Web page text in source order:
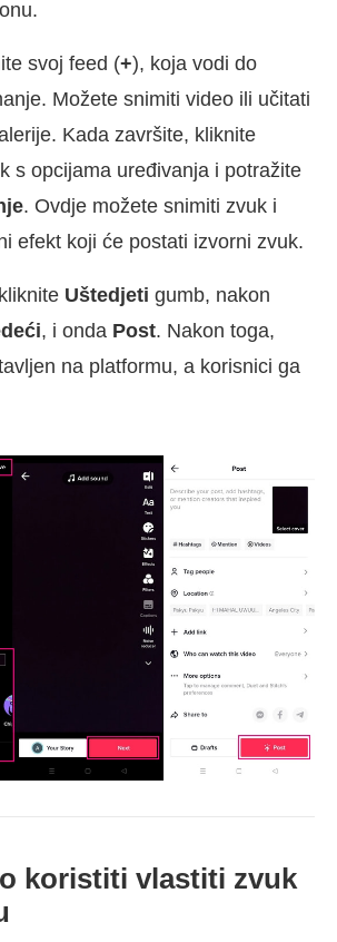
svoj feed (+), koja vodi do
Možete snimiti video ili učitati
Kada završite, kliknite
s opcijama uređivanja i potražite
. Ovdje možete snimiti zvuk i
efekt koji će postati izvorni zvuk.
Uštedjeti gumb, nakon
, i onda Post. Nakon toga,
na platformu, a korisnici ga
koristiti vlastiti zvuk